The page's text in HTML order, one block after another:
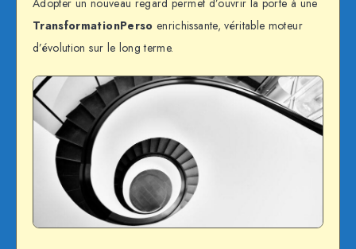
TransformationPerso enrichissante, véritable moteur
d’évolution sur le long terme.